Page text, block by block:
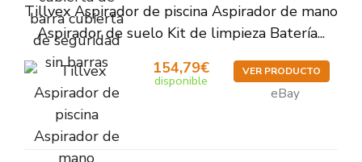
Tillvex Aspirador de piscina Aspirador de mano
Aspirador de suelo Kit de limpieza Batería...
154,79€
disponible
VER PRODUCTO
eBay